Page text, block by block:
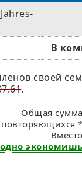
В
своей
.
Общая